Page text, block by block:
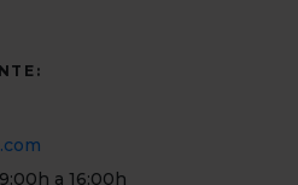
a 16:00h